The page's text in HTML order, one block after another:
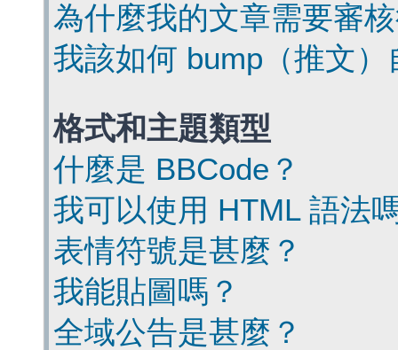
為什麼我的文章需要審
我該如何 bump（推文
格式和主題類型
什麼是 BBCode？
我可以使用 HTML 語法
表情符號是甚麼？
我能貼圖嗎？
全域公告是甚麼？